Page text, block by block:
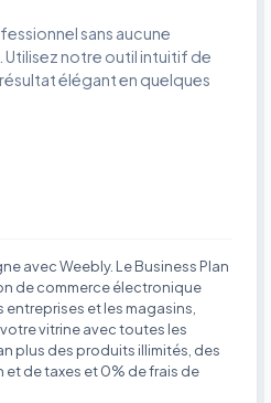
sans aucune
notre outil intuitif de
élégant en quelques
avec Weebly. Le Business Plan
de commerce électronique
et les magasins,
vitrine avec toutes les
plus des produits illimités, des
de taxes et 0% de frais de